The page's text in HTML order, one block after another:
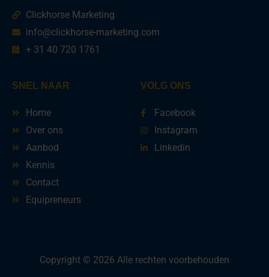
Clickhorse Marketing
info@clickhorse-marketing.com
+ 31 40 720 1761
SNEL NAAR
Home
Over ons
Aanbod
Kennis
Contact
Equipreneurs
VOLG ONS
Facebook
Instagram
Linkedin
Copyright © 2026 Alle rechten voorbehouden